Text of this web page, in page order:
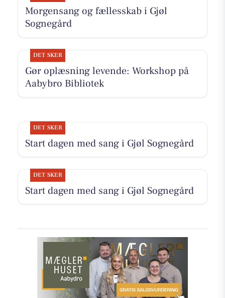
Morgensang og fællesskab i Gjøl
Sognegård
DET SKER
Gør oplæsning levende: Workshop på
Aabybro Bibliotek
DET SKER
Start dagen med sang i Gjøl Sognegård
DET SKER
Start dagen med sang i Gjøl Sognegård